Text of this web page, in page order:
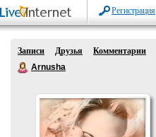
Регистрация
Записи Друзья
Комментарии
Arnusha